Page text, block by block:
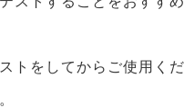
トをしてからご使用くだ